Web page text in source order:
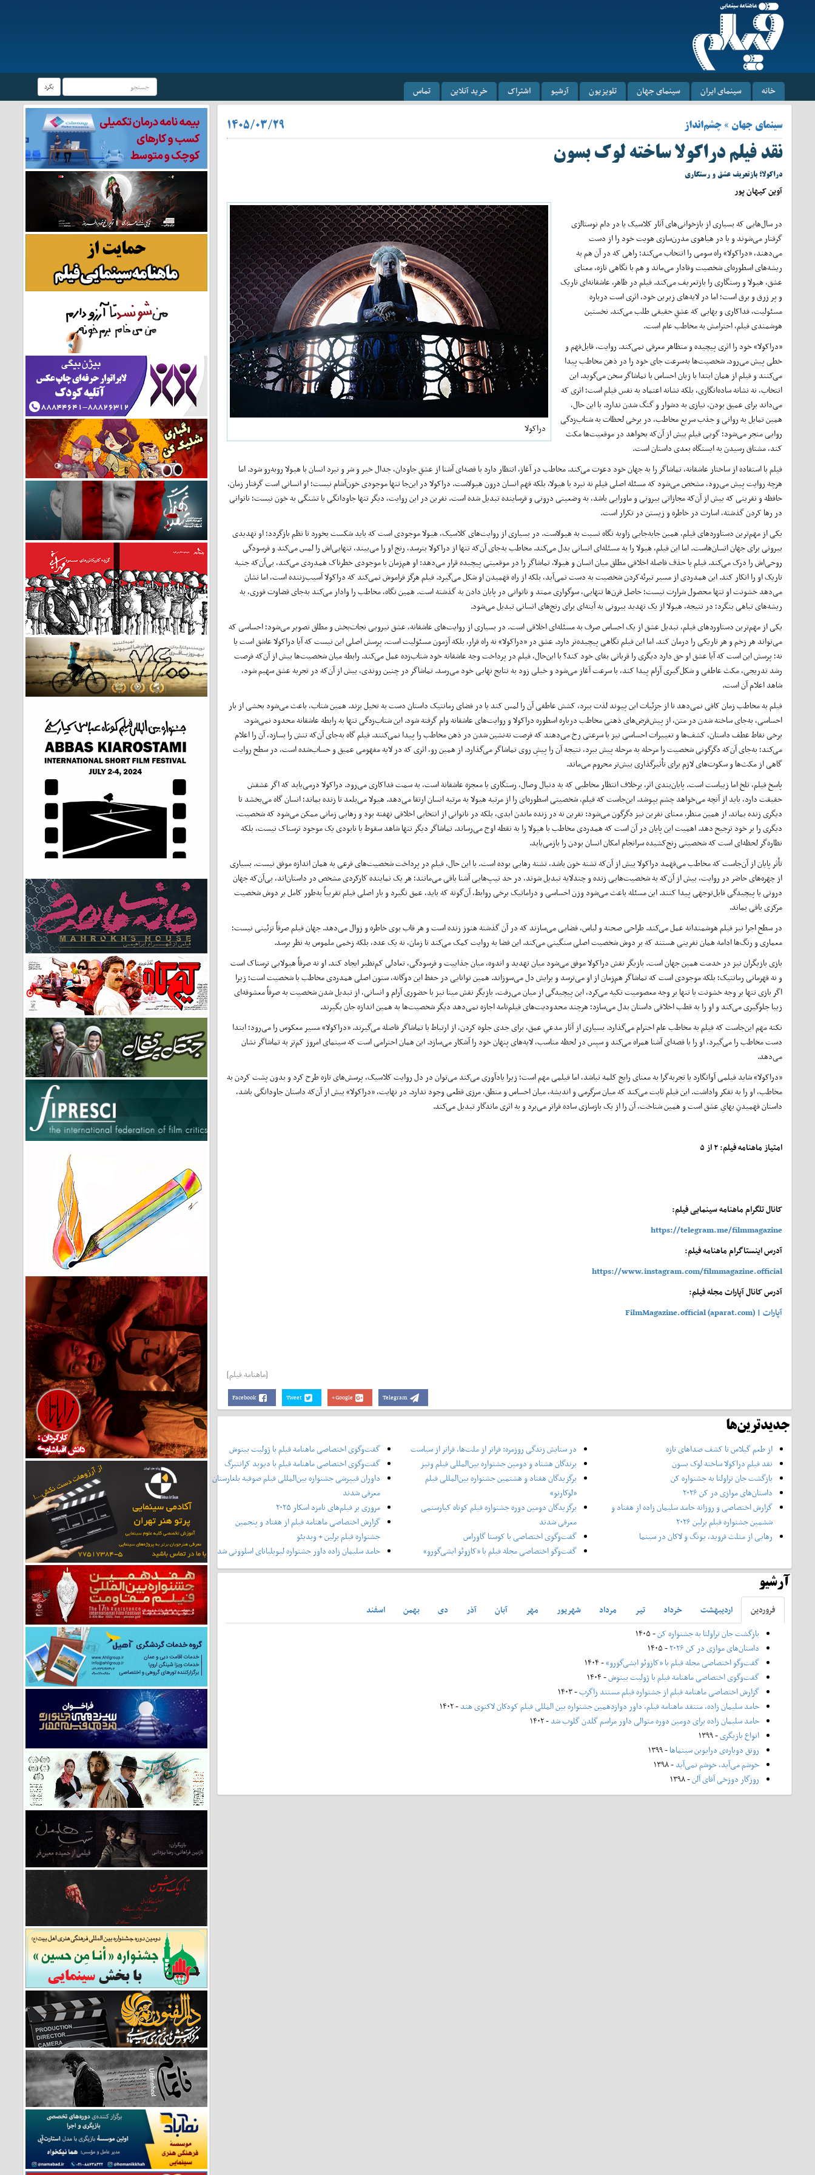
خانه سینمای ایران سینمای جهان تلویزیون آرشیو اشتراک خرید آنلاین تماس بگرد
سینمای جهان » چشم‌انداز ۱۴۰۵/۰۳/۲۹
نقد فیلم دراکولا ساخته لوک بسون
دراکولا؛ بازتعریف عشق و رستگاری
آوین کیهان پور
دراکولا
در سال‌هایی که بسیاری از بازخوانی‌های آثار کلاسیک یا در دام نوستالژی
گرفتار می‌شوند و یا در هیاهوی مدرن‌سازی هویت خود را از دست
می‌دهند، «دراکولا» راه سومی را انتخاب می‌کند؛ راهی که در آن هم به
ریشه‌های اسطوره‌ای شخصیت وفادار می‌ماند و هم با نگاهی تازه، معنای
عشق، هیولا و رستگاری را بازتعریف می‌کند. فیلم در ظاهر، عاشقانه‌ای تاریک
و پر زرق ‌و برق است؛ اما در لایه‌های زیرین خود، اثری است درباره
مسئولیت، فداکاری و بهایی که عشقِ حقیقی طلب می‌کند. نخستین
هوشمندی فیلم، احترامش به مخاطب عام است.
«دراکولا» خود را اثری پیچیده و متظاهر معرفی نمی‌کند. روایت، قابل‌فهم و
خطی پیش می‌رود. شخصیت‌ها به‌سرعت جای خود را در ذهن مخاطب پیدا
می‌کنند و فیلم از همان ابتدا با زبان احساس با تماشاگر سخن می‌گوید. این
انتخاب، نه نشانه ساده‌انگاری، بلکه نشانه اعتماد به ‌نفس فیلم است؛ اثری که
می‌داند برای عمیق بودن، نیازی به دشوار و گنگ شدن ندارد. با این حال،
همین تمایل به روانی و جذب سریع مخاطب، در برخی لحظات به شتاب‌زدگی
روایی منجر می‌شود؛ گویی فیلم بیش از آن‌که بخواهد در موقعیت‌ها مکث
کند، مشتاق رسیدن به ایستگاه بعدی داستان است.
فیلم با استفاده از ساختار عاشقانه، تماشاگر را به جهان خود دعوت می‌کند. مخاطب در آغاز، انتظار دارد با قصه‌ای آشنا از عشقِ جاودان، جدال خیر و شر و نبرد انسان با هیولا روبه‌رو شود. اما
هرچه روایت پیش می‌رود، مشخص می‌شود که مسئله اصلی فیلم نه نبرد با هیولا، بلکه فهم انسان درون هیولاست. دراکولا در این‌جا تنها موجودی خون‌آشام نیست؛ او انسانی است گرفتار زمان،
حافظه و نفرینی که بیش از آن‌که مجازاتی بیرونی و ماورایی باشد، به وضعیتی درونی و فرساینده تبدیل شده است. نفرین در این روایت، دیگر تنها جاودانگی یا تشنگی به خون نیست؛ ناتوانی
در رها کردن گذشته، اسارت در خاطره و زیستن در تکرار است.
یکی از مهم‌ترین دستاوردهای فیلم، همین جابه‌جایی زاویه نگاه نسبت به هیولاست. در بسیاری از روایت‌های کلاسیک، هیولا موجودی است که باید شکست بخورد تا نظم بازگردد؛ او تهدیدی
بیرونی برای جهان انسان‌هاست. اما این فیلم، هیولا را به مسئله‌ای انسانی بدل می‌کند. مخاطب به‌جای آن‌که تنها از دراکولا بترسد، رنج او را می‌بیند، تنهایی‌اش را لمس می‌کند و فرسودگی
روحی‌اش را درک می‌کند. فیلم با حذف فاصله اخلاقی مطلق میان انسان و هیولا، تماشاگر را در موقعیتی پیچیده قرار می‌دهد: او هم‌زمان با موجودی خطرناک همدردی می‌کند، بی‌آن‌که جنبه
تاریک او را انکار کند. این همدردی از مسیر تبرئه‌کردن شخصیت به دست نمی‌آید، بلکه از راه فهمیدن او شکل می‌گیرد. فیلم هرگز فراموش نمی‌کند که دراکولا آسیب‌زننده است، اما نشان
می‌دهد خشونت او تنها محصول شرارت نیست؛ حاصل قرن‌ها تنهایی، سوگواری ممتد و ناتوانی در پایان دادن به گذشته است. همین نگاه، مخاطب را وادار می‌کند به‌جای قضاوت فوری، به
ریشه‌های تباهی بنگرد؛ در نتیجه، هیولا از یک تهدید بیرونی به آینه‌ای برای رنج‌های انسانی تبدیل می‌شود.
یکی از مهم‌ترین دستاوردهای فیلم، تبدیل عشق از یک احساس صرف به مسئله‌ای اخلاقی است. در بسیاری از روایت‌های عاشقانه، عشق نیرویی نجات‌بخش و مطلق تصویر می‌شود؛ احساسی که
می‌تواند هر زخم و هر تاریکی را درمان کند. اما این فیلم نگاهی پیچیده‌تر دارد. عشق در «دراکولا» نه راه فرار، بلکه آزمون مسئولیت است. پرسش اصلی این نیست که آیا دراکولا عاشق است یا
نه؛ پرسش این است که آیا عشق او حق دارد دیگری را قربانی بقای خود کند؟ با این‌حال، فیلم در پرداخت وجه عاشقانه‌ خود شتاب‌زده عمل می‌کند. رابطه میان شخصیت‌ها بیش از آن‌که فرصت
رشد تدریجی، مکث عاطفی و شکل‌گیری آرام پیدا کند، با سرعت آغاز می‌شود و خیلی زود به نتایج نهایی خود می‌رسد. تماشاگر در چنین روندی، بیش از آن‌که در تجربه‌ عشق سهیم شود،
شاهد اعلام آن است.
فیلم به مخاطب زمان کافی نمی‌دهد تا از جزئیات این پیوند لذت ببرد، کشش عاطفی آن را لمس کند یا در فضای رمانتیک داستان دست به تخیل بزند. همین شتاب، باعث می‌شود بخشی از بار
احساسی، به‌جای ساخته شدن در متن، از پیش‌فرض‌های ذهنی مخاطب درباره اسطوره دراکولا و روایت‌های عاشقانه وام گرفته شود. این شتاب‌زدگی تنها به رابطه عاشقانه محدود نمی‌شود.
برخی نقاط عطف داستان، کشف‌ها و تغییرات احساسی نیز با سرعتی رخ می‌دهند که فرصت ته‌نشین شدن در ذهن مخاطب را پیدا نمی‌کنند. فیلم گاه به‌جای آن‌که تنش را بسازد، آن را اعلام
می‌کند؛ به‌جای آن‌که دگرگونی شخصیت را مرحله ‌به ‌مرحله پیش ببرد، نتیجه آن را پیشِ روی تماشاگر می‌گذارد. از همین رو، اثری که در لایه مفهومی عمیق و حساب‌شده است، در سطح روایت
گاهی از مکث‌ها و سکوت‌های لازم برای تأثیرگذاری بیش‌تر محروم می‌ماند.
پاسخ فیلم، تلخ اما زیباست است. پایان‌بندی اثر، برخلاف انتظار مخاطبی که به دنبال وصال، رستگاری یا معجزه عاشقانه است، به سمت فداکاری می‌رود. دراکولا درمی‌یابد که اگر عشقش
حقیقت دارد، باید از آنچه می‌خواهد چشم بپوشد. این‌جاست که فیلم، شخصیتی اسطوره‌ای را از مرتبه هیولا به مرتبه انسان ارتقا می‌دهد. هیولا می‌بلعد تا زنده بماند؛ انسان گاه می‌بخشد تا
دیگری زنده بماند. از همین منظر، معنای نفرین نیز دگرگون می‌شود: نفرین نه در زنده ماندن ابدی، بلکه در ناتوانی از انتخابی اخلاقی نهفته بود و رهایی زمانی ممکن می‌شود که شخصیت،
دیگری را بر خود ترجیح دهد. اهمیت این پایان در آن است که همدردی مخاطب با هیولا را به نقطه اوج می‌رساند. تماشاگر دیگر تنها شاهد سقوط یا نابودی یک موجود ترسناک نیست، بلکه
نظاره‌گر لحظه‌ای است که شخصیتی رنج‌کشیده سرانجام امکان انسان بودن را بازمی‌یابد.
تأثر پایان از آن‌جاست که مخاطب می‌فهمد دراکولا بیش از آن‌که تشنه خون باشد، تشنه رهایی بوده است. با این حال، فیلم در پرداخت شخصیت‌های فرعی به همان اندازه موفق نیست. بسیاری
از چهره‌های حاضر در روایت، بیش از آن‌که به شخصیت‌هایی زنده و چندلایه تبدیل شوند، در حد تیپ‌هایی آشنا باقی می‌مانند؛ هر یک نماینده کارکردی مشخص در داستان‌اند، بی‌آن‌که جهان
درونی یا پیچیدگی قابل‌توجهی پیدا کنند. این مسئله باعث می‌شود وزن احساسی و دراماتیک برخی روابط، آن‌گونه که باید، عمق نگیرد و بار اصلی فیلم تقریباً به‌طور کامل بر دوش شخصیت
مرکزی باقی بماند.
در سطح اجرا نیز فیلم هوشمندانه عمل می‌کند. طراحی صحنه و لباس، فضایی می‌سازند که در آن گذشته هنوز زنده است و هر قاب بوی خاطره و زوال می‌دهد. جهان فیلم صرفاً تزئینی نیست؛
معماری و رنگ‌ها ادامه همان نفرینی هستند که بر دوش شخصیت اصلی سنگینی می‌کند. این فضا به روایت کمک می‌کند تا زمان، نه یک عدد، بلکه زخمی ملموس به نظر برسد.
بازی بازیگران نیز در خدمت همین جهان است. بازیگر نقش دراکولا موفق می‌شود میان تهدید و اندوه، میان جذابیت و فرسودگی، تعادلی کم‌نظیر ایجاد کند. او نه صرفاً هیولایی ترسناک است
و نه قهرمانی رمانتیک؛ بلکه موجودی است که تماشاگر هم‌زمان از او می‌ترسد و برایش دل می‌سوزاند. همین توانایی در حفظ این دوگانه، ستون اصلی همدردی مخاطب با شخصیت است؛ زیرا
اگر بازی تنها بر وجه خشونت یا تنها بر وجه معصومیت تکیه می‌کرد، این پیچیدگی از میان می‌رفت. بازیگر نقش مینا نیز با حضوری آرام و انسانی، از تبدیل شدن شخصیت به صرفاً معشوقه‌ای
زیبا جلوگیری می‌کند و او را به قطب اخلاقی داستان بدل می‌سازد؛ هرچند محدودیت‌های فیلم‌نامه اجازه نمی‌دهد دیگر شخصیت‌ها به همین اندازه جان بگیرند.
نکته مهم این‌جاست که فیلم به مخاطب عام احترام می‌گذارد. بسیاری از آثار مدعیِ عمق، برای جدی جلوه کردن، از ارتباط با تماشاگر فاصله می‌گیرند. «دراکولا» مسیر معکوس را می‌رود؛ ابتدا
دست مخاطب را می‌گیرد، او را با قصه‌ای آشنا همراه می‌کند و سپس در لحظه مناسب، لایه‌های پنهان خود را آشکار می‌سازد. این همان احترامی است که سینمای امروز کم‌تر به تماشاگر نشان
می‌دهد.
«دراکولا» شاید فیلمی آوانگارد یا تجربه‌گرا به معنای رایج کلمه نباشد، اما فیلمی مهم است؛ زیرا یادآوری می‌کند می‌توان در دل روایت کلاسیک، پرسش‌های تازه طرح کرد و بدون پشت کردن به
مخاطب، او را به تفکر واداشت. این فیلم ثابت می‌کند که میان سرگرمی و اندیشه، میان احساس و منطق، مرزی قطعی وجود ندارد. در نهایت، «دراکولا» بیش از آن‌که داستان جاودانگی باشد،
داستان فهمیدنِ بهایِ عشق است و همین شناخت، آن را از یک بازسازی ساده فراتر می‌برد و به اثری ماندگار تبدیل می‌کند.
امتیاز ماهنامه فیلم: ۲ از ۵
کانال تلگرام ماهنامه سینمایی فیلم:
https://telegram.me/filmmagazine
آدرس اینستاگرام ماهنامه فیلم:
https://www.instagram.com/filmmagazine.official
آدرس کانال آپارات مجله فیلم:
آپارات | FilmMagazine.official (aparat.com)
[ماهنامه فیلم]
Facebook Tweet Google+ Telegram
جدیدترین‌ها
از طعم گیلاس تا کشف صداهای تازه
نقد فیلم دراکولا ساخته لوک بسون
بازگشت جان تراولتا به جشنواره کن
داستان‌های موازی در کن ۲۰۲۶
گزارش اختصاصی و روزانه حامد سلیمان زاده از هفتاد و‌
ششمین جشنواره فیلم برلین ۲۰۲۶
رهایی از مثلث فروید، یونگ و لاکان در سینما
در ستایش زندگی روزمره: فراتر از ملت‌ها، فراتر از سیاست
برندگان هشتاد و دومین جشنواره بین‌المللی فیلم ونیز
برگزیدگان هفتاد و هشتمین جشنواره بین‌المللی فیلم
«لوکارنو»
برگزیدگان دومین دوره جشنواره فیلم کوتاه کیارستمی
معرفی شدند
گفت‌وگوی اختصاصی با کوستا گاوراس
گفت‌وگو اختصاصی مجله فیلم با «کازوئو ایشی‌گورو»
گفت‌وگوی اختصاصی ماهنامه فیلم با ژولیت بینوش
گفت‌وگوی اختصاصی ماهنامه فیلم با دیوید کراننبرگ
داوران فیپرشی جشنواره بین‌المللی فیلم صوفیه بلغارستان
معرفی شدند
مروری بر فیلم‌های نامزد اسکار ۲۰۲۵
گزارش اختصاصی ماهنامه فیلم از هفتاد و پنجمین
جشنواره فیلم برلین + ویدیئو
حامد سلیمان زاده داور جشنواره لیوبلیانای اسلوونی شد
آرشیو
فروردين ارديبهشت خرداد تير مرداد شهريور مهر آبان آذر دی بهمن
اسفند
بازگشت جان تراولتا به جشنواره کن- ۱۴۰۵
داستان‌های موازی در کن ۲۰۲۶
- ۱۴۰۵
گفت‌وگو اختصاصی مجله فیلم با «کازوئو ایشی‌گورو»- ۱۴۰۴
گفت‌وگوی اختصاصی ماهنامه فیلم با ژولیت بینوش- ۱۴۰۴
گزارش اختصاصی ماهنامه فیلم از جشنواره فیلم مستند زاگرب- ۱۴۰۳
حامد سلیمان زاده، منتقد ماهنامه فیلم، داور دوازدهمین جشنواره بین المللی فیلم کودکان لاکنوی هند- ۱۴۰۲
حامد سلیمان زاده برای دومین دوره متوالی داور مراسم گلدن گلوب شد- ۱۴۰۲
انواع بازیگری- ۱۳۹۹
رونق دوباره‌ی درایوین سینماها- ۱۳۹۹
خوشم می‌آید، خوشم نمی‌آید- ۱۳۹۸
روزگار دوزخی آقای آلن- ۱۳۹۸